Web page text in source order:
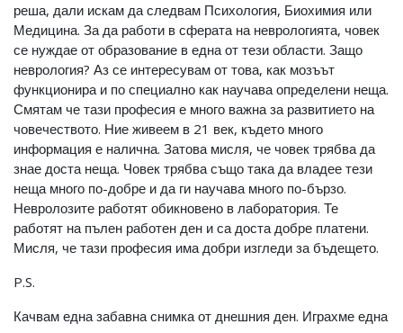
реша, дали искам да следвам Психология, Биохимия или
Медицина. За да работи в сферата на неврологията, човек
се нуждае от образование в една от тези области. Защо
неврология? Аз се интересувам от това, как мозъът
функционира и по специално как научава определени неща.
Смятам че тази професия е много важна за развитието на
човечеството. Ние живеем в 21 век, където много
информация е налична. Затова мисля, че човек трябва да
знае доста неща. Човек трябва също така да владее тези
неща много по-добре и да ги научава много по-бързо.
Невролозите работят обикновено в лаборатория. Те
работят на пълен работен ден и са доста добре платени.
Мисля, че тази професия има добри изгледи за бъдещето.
P.S.
Качвам една забавна снимка от днешния ден. Играхме една